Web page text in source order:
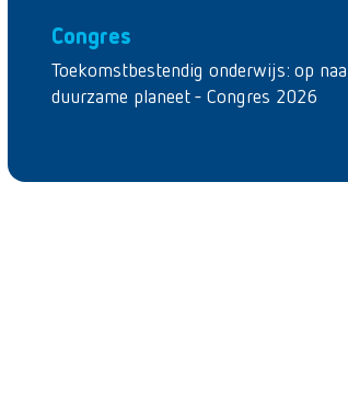
Congres
Toekomstbestendig onderwijs: op
duurzame planeet - Congres 2026